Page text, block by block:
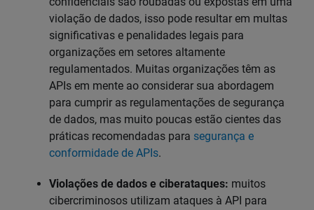
violação de dados, isso pode resultar em multas
significativas e penalidades legais para
organizações em setores altamente
regulamentados. Muitas organizações têm as
APIs em mente ao considerar sua abordagem
para cumprir as regulamentações de segurança
de dados, mas muito poucas estão cientes das
práticas recomendadas para segurança e
conformidade de APIs.
Violações de dados e ciberataques: muitos
cibercriminosos utilizam ataques à API para